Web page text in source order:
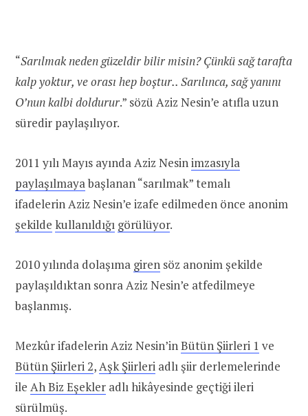
“Sarılmak neden güzeldir bilir misin? Çünkü sağ tarafta
kalp yoktur, ve orası hep boştur.. Sarılınca, sağ yanını
O’nun kalbi doldurur.” sözü Aziz Nesin’e atıfla uzun
süredir paylaşılıyor.
2011 yılı Mayıs ayında Aziz Nesinimzasıyla
paylaşılmayabaşlanan “sarılmak” temalı
ifadelerin Aziz Nesin’e izafe edilmeden önce anonim
şekilde kullanıldığı görülüyor.
2010 yılında dolaşıma giren söz anonim şekilde
paylaşıldıktan sonra Aziz Nesin’e atfedilmeye
başlanmış.
Mezkûr ifadelerin Aziz Nesin’inBütün Şiirleri 1 ve
Bütün Şiirleri 2,Aşk Şiirleri adlı şiir derlemelerinde
ile Ah Biz Eşekler adlı hikâyesinde geçtiği ileri
sürülmüş.